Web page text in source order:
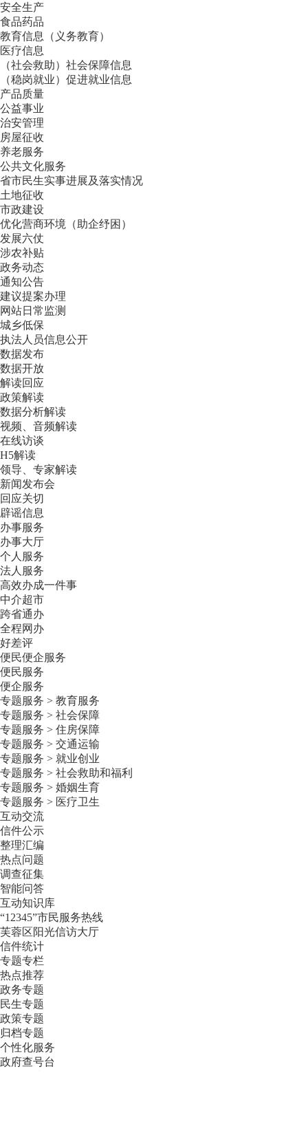
安全生产
食品药品
教育信息（义务教育）
医疗信息
（社会救助）社会保障信息
（稳岗就业）促进就业信息
产品质量
公益事业
治安管理
房屋征收
养老服务
公共文化服务
省市民生实事进展及落实情况
土地征收
市政建设
优化营商环境（助企纾困）
发展六仗
涉农补贴
政务动态
通知公告
建议提案办理
网站日常监测
城乡低保
执法人员信息公开
数据发布
数据开放
解读回应
政策解读
数据分析解读
视频、音频解读
在线访谈
H5解读
领导、专家解读
新闻发布会
回应关切
辟谣信息
办事服务
办事大厅
个人服务
法人服务
高效办成一件事
中介超市
跨省通办
全程网办
好差评
便民便企服务
便民服务
便企服务
专题服务 > 教育服务
专题服务 > 社会保障
专题服务 > 住房保障
专题服务 > 交通运输
专题服务 > 就业创业
专题服务 > 社会救助和福利
专题服务 > 婚姻生育
专题服务 > 医疗卫生
互动交流
信件公示
整理汇编
热点问题
调查征集
智能问答
互动知识库
“12345”市民服务热线
芙蓉区阳光信访大厅
信件统计
专题专栏
热点推荐
政务专题
民生专题
政策专题
归档专题
个性化服务
政府查号台